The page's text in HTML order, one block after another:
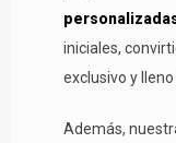
iniciales,
exclusivo y
Además,